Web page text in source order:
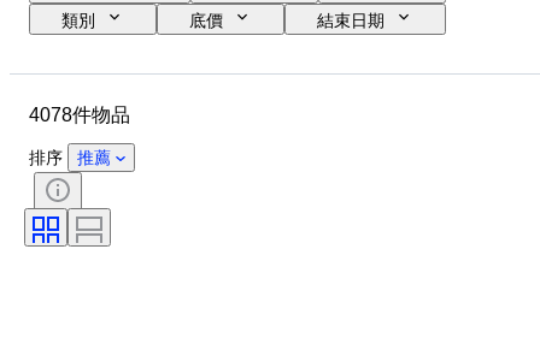
類別
底價
結束日期
狀態
細度
清晰度
確切的顏色
療程
4078件物品
排序 推薦